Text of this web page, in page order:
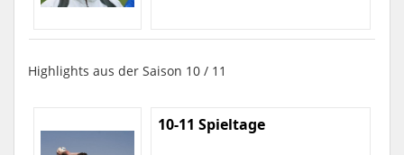
Highlights aus der Saison 10 / 11
10-11 Spieltage